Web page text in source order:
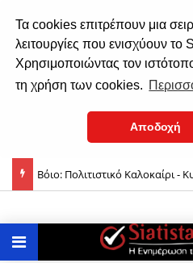
Τα cookies επιτρέπουν μια
λειτουργίες που ενισχύουν το
Χρησιμοποιώντας τον
τη χρήση των cookies.
Αποδοχή
Σιάτιστα: Όρθρος & Θεία